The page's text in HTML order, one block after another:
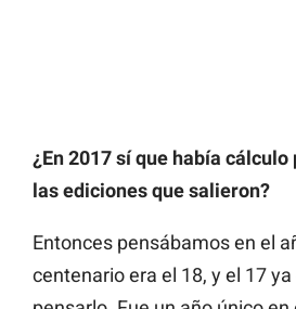
¿En 2017 sí que había
las ediciones que salieron?
Entonces pensábamos en el
centenario era el 18, y el 17